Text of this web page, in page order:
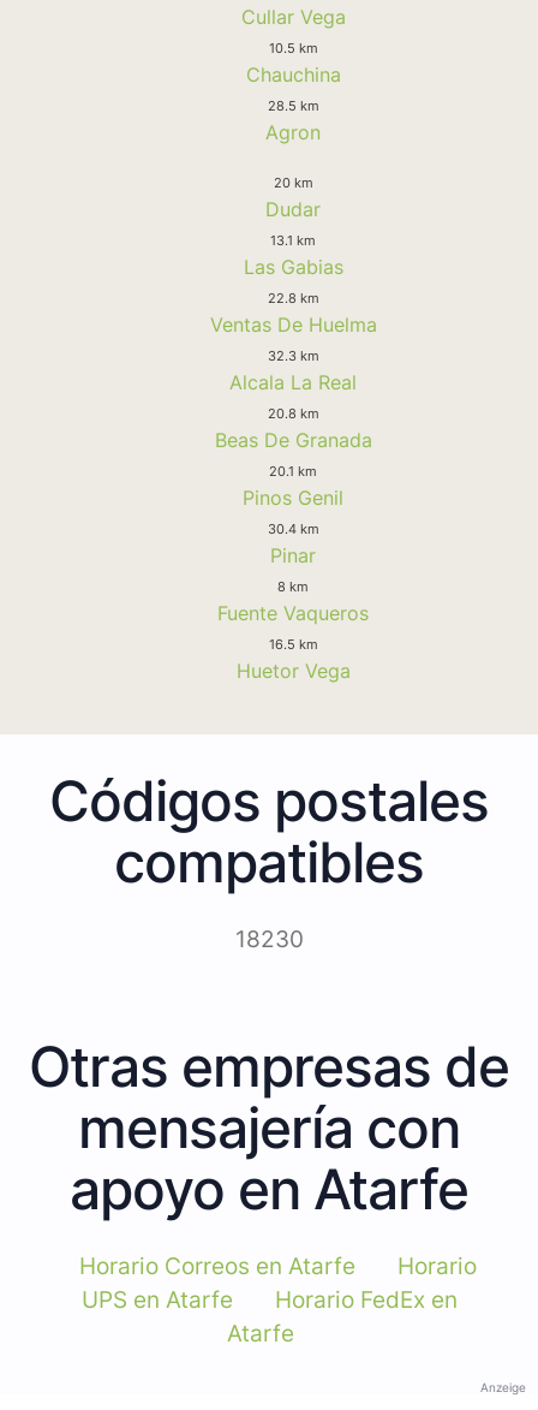
Cullar Vega
10.5 km
Chauchina
28.5 km
Agron
20 km
Dudar
13.1 km
Las Gabias
22.8 km
Ventas De Huelma
32.3 km
Alcala La Real
20.8 km
Beas De Granada
20.1 km
Pinos Genil
30.4 km
Pinar
8 km
Fuente Vaqueros
16.5 km
Huetor Vega
Códigos postales
compatibles
18230
Otras empresas de
mensajería con
apoyo en Atarfe
Horario Correos en Atarfe
Horario
UPS en Atarfe
Horario FedEx en
Atarfe
Anzeige